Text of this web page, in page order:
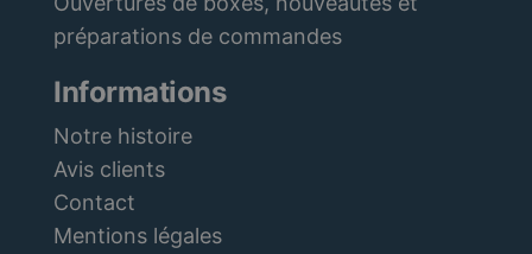
préparations de commandes
Informations
Notre histoire
Avis clients
Contact
Mentions légales